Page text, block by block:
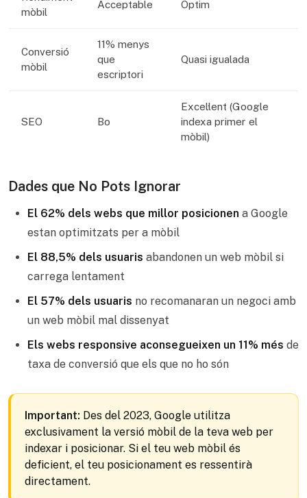
mòbil
Acceptable Òptim
Conversió
mòbil
11% menys
que
escriptori
Quasi igualada
SEO Bo
Excel·lent (Google
indexa primer el
mòbil)
Dades que No Pots Ignorar
El 62% dels webs que millor posicionen a Google
estan optimitzats per a mòbil
El 88,5% dels usuaris abandonen un web mòbil si
carrega lentament
El 57% dels usuaris no recomanaran un negoci amb
un web mòbil mal dissenyat
Els webs responsive aconsegueixen un 11% més de
taxa de conversió que els que no ho són
Important: Des del 2023, Google utilitza
exclusivament la versió mòbil de la teva web per
indexar i posicionar. Si el teu web mòbil és
deficient, el teu posicionament es ressentirà
directament.